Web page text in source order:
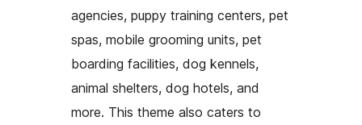
agencies, puppy training centers, pet
spas, mobile grooming units, pet
boarding facilities, dog kennels,
animal shelters, dog hotels, and
more. This theme also caters to